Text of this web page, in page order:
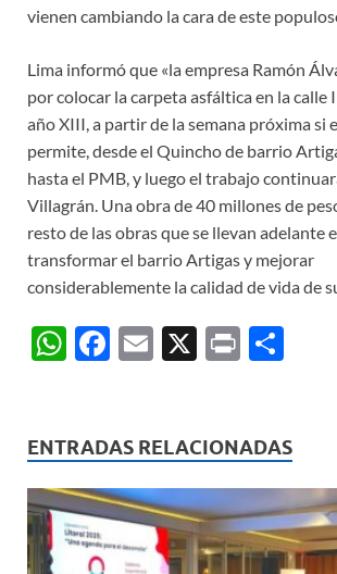
vienen cambiando la cara de este
Lima informó que «la empresa Ramón
por colocar la carpeta asfáltica en la calle
año XIII, a partir de la semana próxima si
permite, desde el Quincho de barrio
hasta el PMB, y luego el trabajo
Villagrán. Una obra de 40 millones de
resto de las obras que se llevan adelante
transformar el barrio Artigas y mejorar
considerablemente la calidad de vida de
W
s
A
p
p
F
b
o
o
k
E
X
P
p
ar
ti
r
ENTRADAS RELACIONADAS